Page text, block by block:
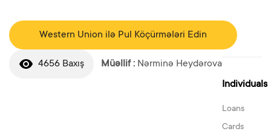
Western Union ilə Pul Köçürmələri Edin
4656 Baxış Müəllif : Nərminə Heydərova
Individuals
Loans
Cards